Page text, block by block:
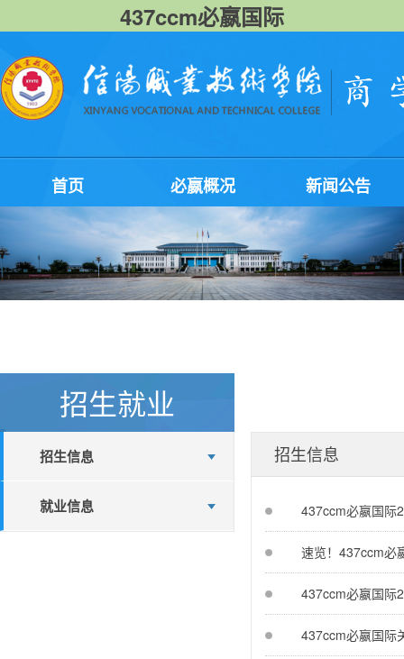
437ccm必嬴国际
首页 必嬴概况 新闻公告
招生就业
招生信息
就业信息
招生信息
437ccm必嬴国际
速览！437ccm必
437ccm必嬴国际
437ccm必嬴国际